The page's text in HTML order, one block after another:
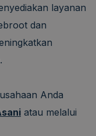
layanan
dan
Anda
atau melalui